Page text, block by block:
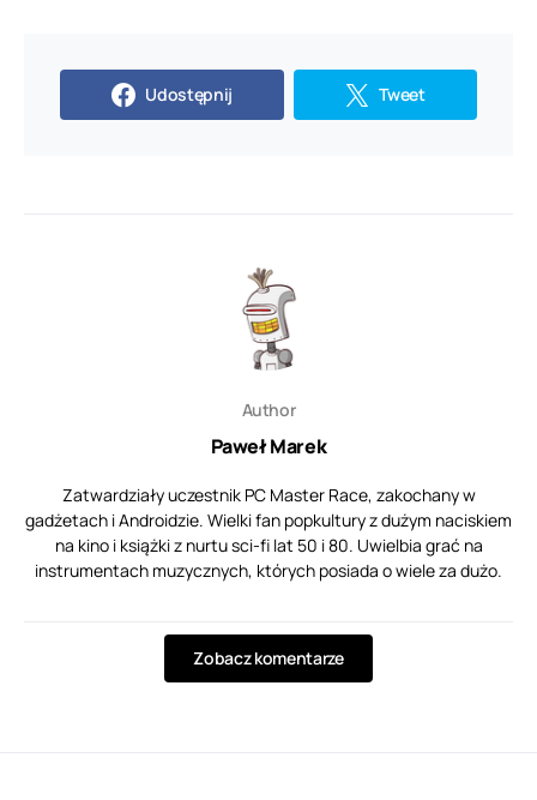
Udostępnij Tweet
Author
Paweł Marek
Zatwardziały uczestnik PC Master Race, zakochany w
gadżetach i Androidzie. Wielki fan popkultury z dużym naciskiem
na kino i książki z nurtu sci-fi lat 50 i 80. Uwielbia grać na
instrumentach muzycznych, których posiada o wiele za dużo.
Zobacz komentarze